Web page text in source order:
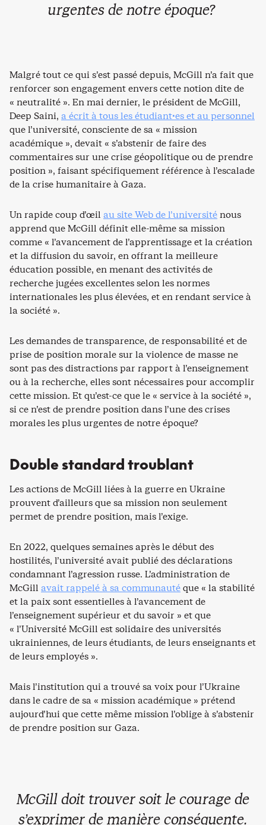
urgentes de notre époque?
Malgré tout ce qui s’est passé depuis, McGill n’a fait que
renforcer son engagement envers cette notion dite de
« neutralité ». En mai dernier, le président de McGill,
Deep Saini, a écrit à tous les étudiant·es et au personnel
que l’université, consciente de sa « mission
académique », devait « s’abstenir de faire des
commentaires sur une crise géopolitique ou de prendre
position », faisant spécifiquement référence à l’escalade
de la crise humanitaire à Gaza.
Un rapide coup d’œil au site Web de l’universiténous
apprend que McGill définit elle-même sa mission
comme « l’avancement de l’apprentissage et la création
et la diffusion du savoir, en offrant la meilleure
éducation possible, en menant des activités de
recherche jugées excellentes selon les normes
internationales les plus élevées, et en rendant service à
la société ».
Les demandes de transparence, de responsabilité et de
prise de position morale sur la violence de masse ne
sont pas des distractions par rapport à l’enseignement
ou à la recherche, elles sont nécessaires pour accomplir
cette mission. Et qu’est-ce que le « service à la société »,
si ce n’est de prendre position dans l’une des crises
morales les plus urgentes de notre époque?
Double standard troublant
Les actions de McGill liées à la guerre en Ukraine
prouvent d’ailleurs que sa mission non seulement
permet de prendre position, mais l’exige.
En 2022, quelques semaines après le début des
hostilités, l’université avait publié des déclarations
condamnant l’agression russe. L’administration de
McGill avait rappelé à sa communautéque « la stabilité
et la paix sont essentielles à l’avancement de
l’enseignement supérieur et du savoir » et que
« l’Université McGill est solidaire des universités
ukrainiennes, de leurs étudiants, de leurs enseignants et
de leurs employés ».
Mais l’institution qui a trouvé sa voix pour l’Ukraine
dans le cadre de sa « mission académique » prétend
aujourd’hui que cette même mission l’oblige à s’abstenir
de prendre position sur Gaza.
McGill doit trouver soit le courage de
s’exprimer de manière conséquente.